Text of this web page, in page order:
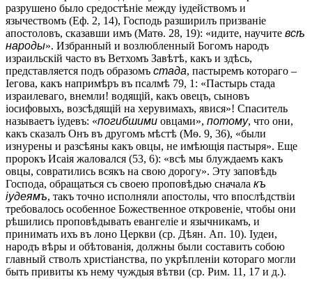
разрушено было средостѣніе между іудействомъ и
язычествомъ (Еф. 2, 14), Господь разширилъ призваніе
апостоловъ, сказавши имъ (Матѳ. 28, 19): «идите, научите всѣ
народы». Избранный и возлюбленный Богомъ народъ
израильскій часто въ Ветхомъ Завѣтѣ, какъ и здѣсь,
представляется подъ образомъ стада, пастыремъ котораго –
Іегова, какъ напримѣръ въ псалмѣ 79, 1: «Пастырь стада
израилеваго, внемли! водящій, какъ овецъ, сыновъ
іосифовыхъ, возсѣдящій на херувимахъ, явися»! Спаситель
называетъ іудевъ: «погибшими овцами», потому, что они,
какъ сказалъ Онъ въ другомъ мѣстѣ (Мѳ. 9, 36), «были
изнурены и разсѣяны какъ овцы, не имѣющія пастыря». Еще
пророкъ Исаія жаловался (53, 6): «всѣ мы блуждаемъ какъ
овцы, совратились всякъ на свою дорогу». Эту заповѣдь
Господа, обращаться съ своею проповѣдью сначала къ
іудеямъ, такъ точно исполняли апостолы, что впослѣдствіи
требовалось особенное Божественное откровеніе, чтобы они
рѣшились проповѣдывать евангеліе и язычникамъ, и
принимать ихъ въ лоно Церкви (ср. Дѣян. Ап. 10). Іудеи,
народъ вѣры и обѣтованія, должны были составить собою
главный стволъ христіанства, по укрѣпленіи котораго могли
быть привиты къ нему чуждыя вѣтви (ср. Рим. 11, 17 и д.).